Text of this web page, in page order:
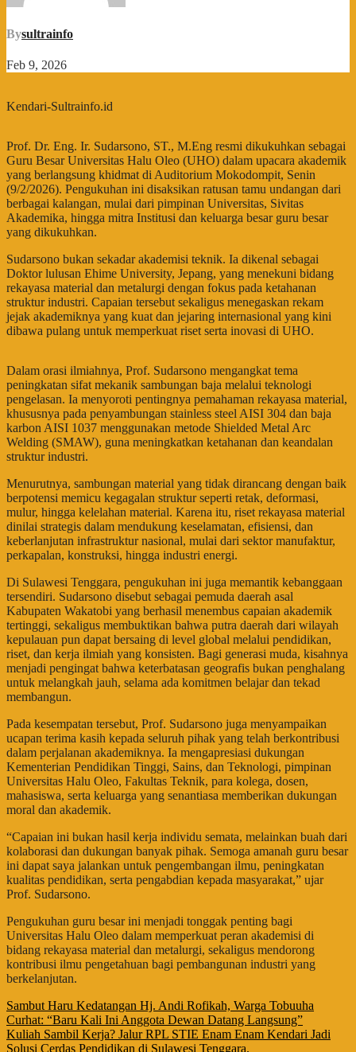
Bysultrainfo
Feb 9, 2026
Kendari-Sultrainfo.id
Prof. Dr. Eng. Ir. Sudarsono, ST., M.Eng resmi dikukuhkan sebagai
Guru Besar Universitas Halu Oleo (UHO) dalam upacara akademik
yang berlangsung khidmat di Auditorium Mokodompit, Senin
(9/2/2026). Pengukuhan ini disaksikan ratusan tamu undangan dari
berbagai kalangan, mulai dari pimpinan Universitas, Sivitas
Akademika, hingga mitra Institusi dan keluarga besar guru besar
yang dikukuhkan.
Sudarsono bukan sekadar akademisi teknik. Ia dikenal sebagai
Doktor lulusan Ehime University, Jepang, yang menekuni bidang
rekayasa material dan metalurgi dengan fokus pada ketahanan
struktur industri. Capaian tersebut sekaligus menegaskan rekam
jejak akademiknya yang kuat dan jejaring internasional yang kini
dibawa pulang untuk memperkuat riset serta inovasi di UHO.
Dalam orasi ilmiahnya, Prof. Sudarsono mengangkat tema
peningkatan sifat mekanik sambungan baja melalui teknologi
pengelasan. Ia menyoroti pentingnya pemahaman rekayasa material,
khususnya pada penyambungan stainless steel AISI 304 dan baja
karbon AISI 1037 menggunakan metode Shielded Metal Arc
Welding (SMAW), guna meningkatkan ketahanan dan keandalan
struktur industri.
Menurutnya, sambungan material yang tidak dirancang dengan baik
berpotensi memicu kegagalan struktur seperti retak, deformasi,
mulur, hingga kelelahan material. Karena itu, riset rekayasa material
dinilai strategis dalam mendukung keselamatan, efisiensi, dan
keberlanjutan infrastruktur nasional, mulai dari sektor manufaktur,
perkapalan, konstruksi, hingga industri energi.
Di Sulawesi Tenggara, pengukuhan ini juga memantik kebanggaan
tersendiri. Sudarsono disebut sebagai pemuda daerah asal
Kabupaten Wakatobi yang berhasil menembus capaian akademik
tertinggi, sekaligus membuktikan bahwa putra daerah dari wilayah
kepulauan pun dapat bersaing di level global melalui pendidikan,
riset, dan kerja ilmiah yang konsisten. Bagi generasi muda, kisahnya
menjadi pengingat bahwa keterbatasan geografis bukan penghalang
untuk melangkah jauh, selama ada komitmen belajar dan tekad
membangun.
Pada kesempatan tersebut, Prof. Sudarsono juga menyampaikan
ucapan terima kasih kepada seluruh pihak yang telah berkontribusi
dalam perjalanan akademiknya. Ia mengapresiasi dukungan
Kementerian Pendidikan Tinggi, Sains, dan Teknologi, pimpinan
Universitas Halu Oleo, Fakultas Teknik, para kolega, dosen,
mahasiswa, serta keluarga yang senantiasa memberikan dukungan
moral dan akademik.
“Capaian ini bukan hasil kerja individu semata, melainkan buah dari
kolaborasi dan dukungan banyak pihak. Semoga amanah guru besar
ini dapat saya jalankan untuk pengembangan ilmu, peningkatan
kualitas pendidikan, serta pengabdian kepada masyarakat,” ujar
Prof. Sudarsono.
Pengukuhan guru besar ini menjadi tonggak penting bagi
Universitas Halu Oleo dalam memperkuat peran akademisi di
bidang rekayasa material dan metalurgi, sekaligus mendorong
kontribusi ilmu pengetahuan bagi pembangunan industri yang
berkelanjutan.
Navigasi
pos
Sambut Haru Kedatangan Hj. Andi Rofikah, Warga Tobuuha
Curhat: “Baru Kali Ini Anggota Dewan Datang Langsung”
Kuliah Sambil Kerja? Jalur RPL STIE Enam Enam Kendari Jadi
Solusi Cerdas Pendidikan di Sulawesi Tenggara.